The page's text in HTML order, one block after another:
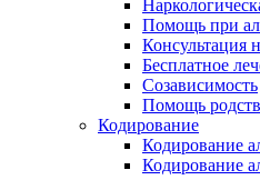
Помощь при
Консультация
Бесплатное
Созависимость
Помощь
Кодирование
Кодирование
Кодирование